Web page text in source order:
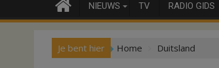
NIEUWS TV RADIO GIDS
Je bent hier Home Duitsland